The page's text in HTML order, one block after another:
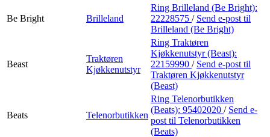
Be Bright Brilleland
Ring Brilleland (Be Bright):
22228575 / Send e-post til
Brilleland (Be Bright)
Beast
Traktøren
Kjøkkenutstyr
Ring Traktøren
Kjøkkenutstyr (Beast):
22159990 / Send e-post til
Traktøren Kjøkkenutstyr
(Beast)
Beats Telenorbutikken
Ring Telenorbutikken
(Beats): 95402020 / Send e-
post til Telenorbutikken
(Beats)